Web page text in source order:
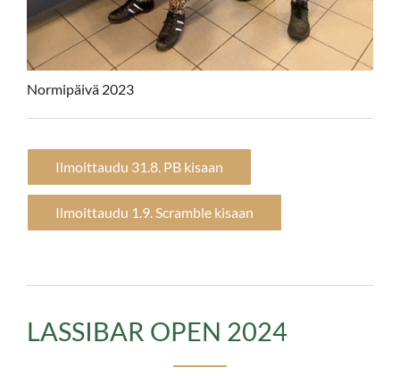
Normipäivä 2023
Ilmoittaudu 31.8. PB kisaan
Ilmoittaudu 1.9. Scramble kisaan
LASSIBAR OPEN 2024